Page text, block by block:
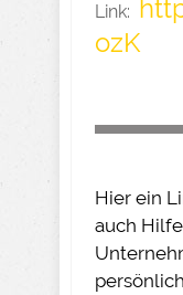
Link:
ozK
Hier ein
auch